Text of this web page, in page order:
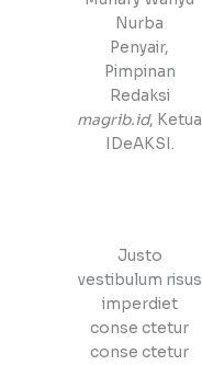
Nurba
Penyair,
Pimpinan
Redaksi
magrib.id, Ketua
IDeAKSI.
Justo
vestibulum risus
imperdiet
conse ctetur
conse ctetur